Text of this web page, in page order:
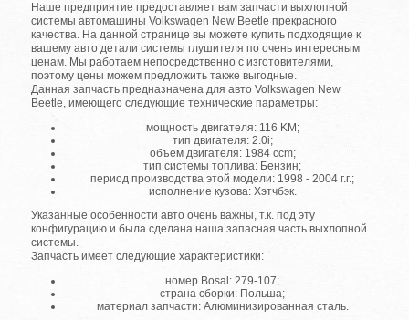
Наше предприятие предоставляет вам запчасти выхлопной
системы автомашины Volkswagen New Beetle прекрасного
качества. На данной странице вы можете купить подходящие к
вашему авто детали системы глушителя по очень интересным
ценам. Мы работаем непосредственно с изготовителями,
поэтому цены можем предложить также выгодные.
Данная запчасть предназначена для авто Volkswagen New
Beetle, имеющего следующие технические параметры:
мощность двигателя: 116 KM;
тип двигателя: 2.0i;
объем двигателя: 1984 ccm;
тип системы топлива: Бензин;
период производства этой модели: 1998 - 2004 г.г.;
исполнение кузова: Хэтчбэк.
Указанные особенности авто очень важны, т.к. под эту
конфигурацию и была сделана наша запасная часть выхлопной
системы.
Запчасть имеет следующие характеристики:
номер Bosal: 279-107;
страна сборки: Польша;
материал запчасти: Алюминизированная сталь.